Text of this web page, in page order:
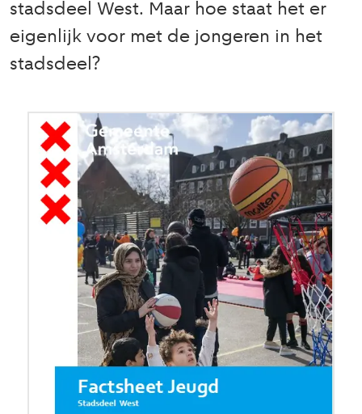
stadsdeel West. Maar hoe staat het er
eigenlijk voor met de jongeren in het
stadsdeel?